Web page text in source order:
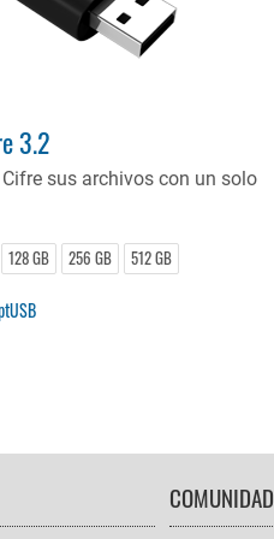
3.2
sus archivos con un solo
128 GB 256 GB 512 GB
COMUNIDAD